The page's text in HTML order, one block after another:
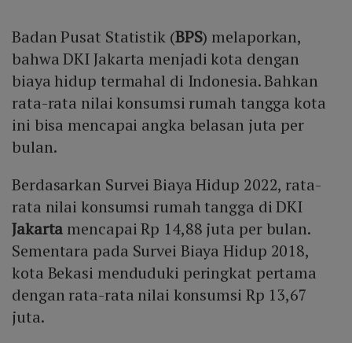
Badan Pusat Statistik (BPS) melaporkan,
bahwa DKI Jakarta menjadi kota dengan
biaya hidup termahal di Indonesia. Bahkan
rata-rata nilai konsumsi rumah tangga kota
ini bisa mencapai angka belasan juta per
bulan.
Berdasarkan Survei Biaya Hidup 2022, rata-
rata nilai konsumsi rumah tangga di DKI
Jakarta mencapai Rp 14,88 juta per bulan.
Sementara pada Survei Biaya Hidup 2018,
kota Bekasi menduduki peringkat pertama
dengan rata-rata nilai konsumsi Rp 13,67
juta.